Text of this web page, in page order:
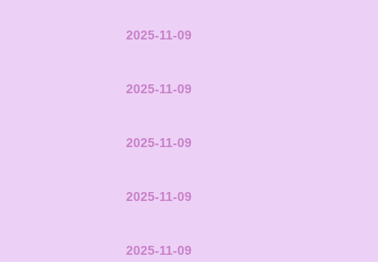
2025-11-09
2025-11-09
2025-11-09
2025-11-09
2025-11-09